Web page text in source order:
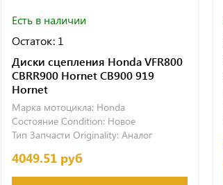
Есть в наличии
Остаток: 1
Диски сцепления Honda VFR800
CBRR900 Hornet CB900 919
Hornet
Марка мотоцикла: Honda
Состояние Condition: Новое
Тип Запчасти Originality: Аналог
4049.51 руб